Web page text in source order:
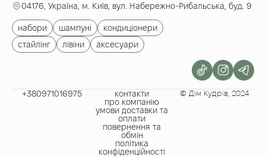
04176, Україна, м. Київ, вул. Набережно-Рибальська, буд. 9
набори шампуні
кондиціонери
стайлінг
лівіни аксесуари
+380971016975​
контакти
про компанію
умови доставки та
оплати
повернення та
обмін
політика
конфіденційності
© Дім Кудрів, 2024